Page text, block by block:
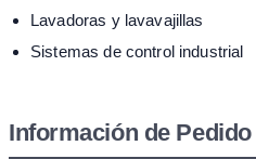
Lavadoras y lavavajillas
Sistemas de control industrial
Información de Pedido